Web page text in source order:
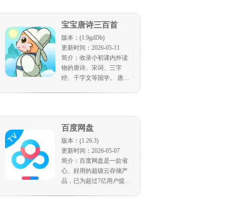
全的理念，为用户提供大
屏观感体验，打造家庭影
音中心。
宝宝唐诗三百首
版本：(1.9gdDb)
更新时间：2026-05-11
简介：收录小初课内外读
物的唐诗、宋词、三字
经、千字文等国学。 唐诗
子学习的国学经典。 宝宝
唐诗三百首精选儿童容易
模仿学习的经典唐诗，通
过精美的动画和好听的声
音激发宝宝的兴趣，让您
的宝宝快乐学唐诗。 通过
百度网盘
版本：(1.26.3)
更新时间：2026-05-07
简介：百度网盘是一款省
心、好用的超级云存储产
品，已为超过7亿用户提供